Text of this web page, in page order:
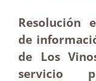
Resolución
de
de Los
servicio